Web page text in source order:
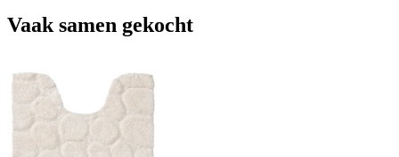
Vaak samen gekocht